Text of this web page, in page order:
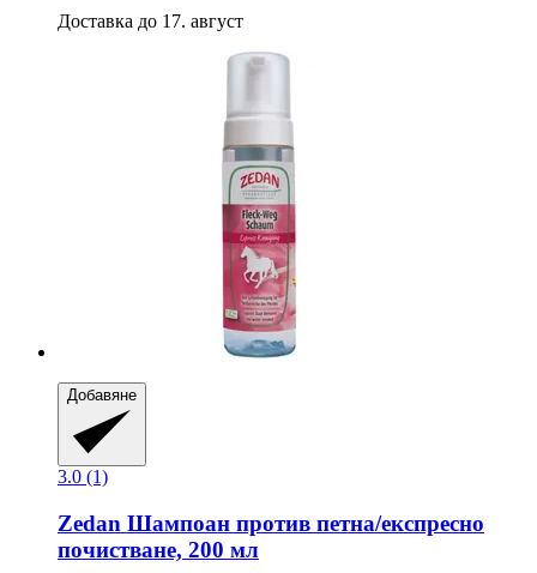
Доставка до 17. август
Добавяне
3.0 (1)
Zedan Шампоан против петна/експресно
почистване, 200 мл